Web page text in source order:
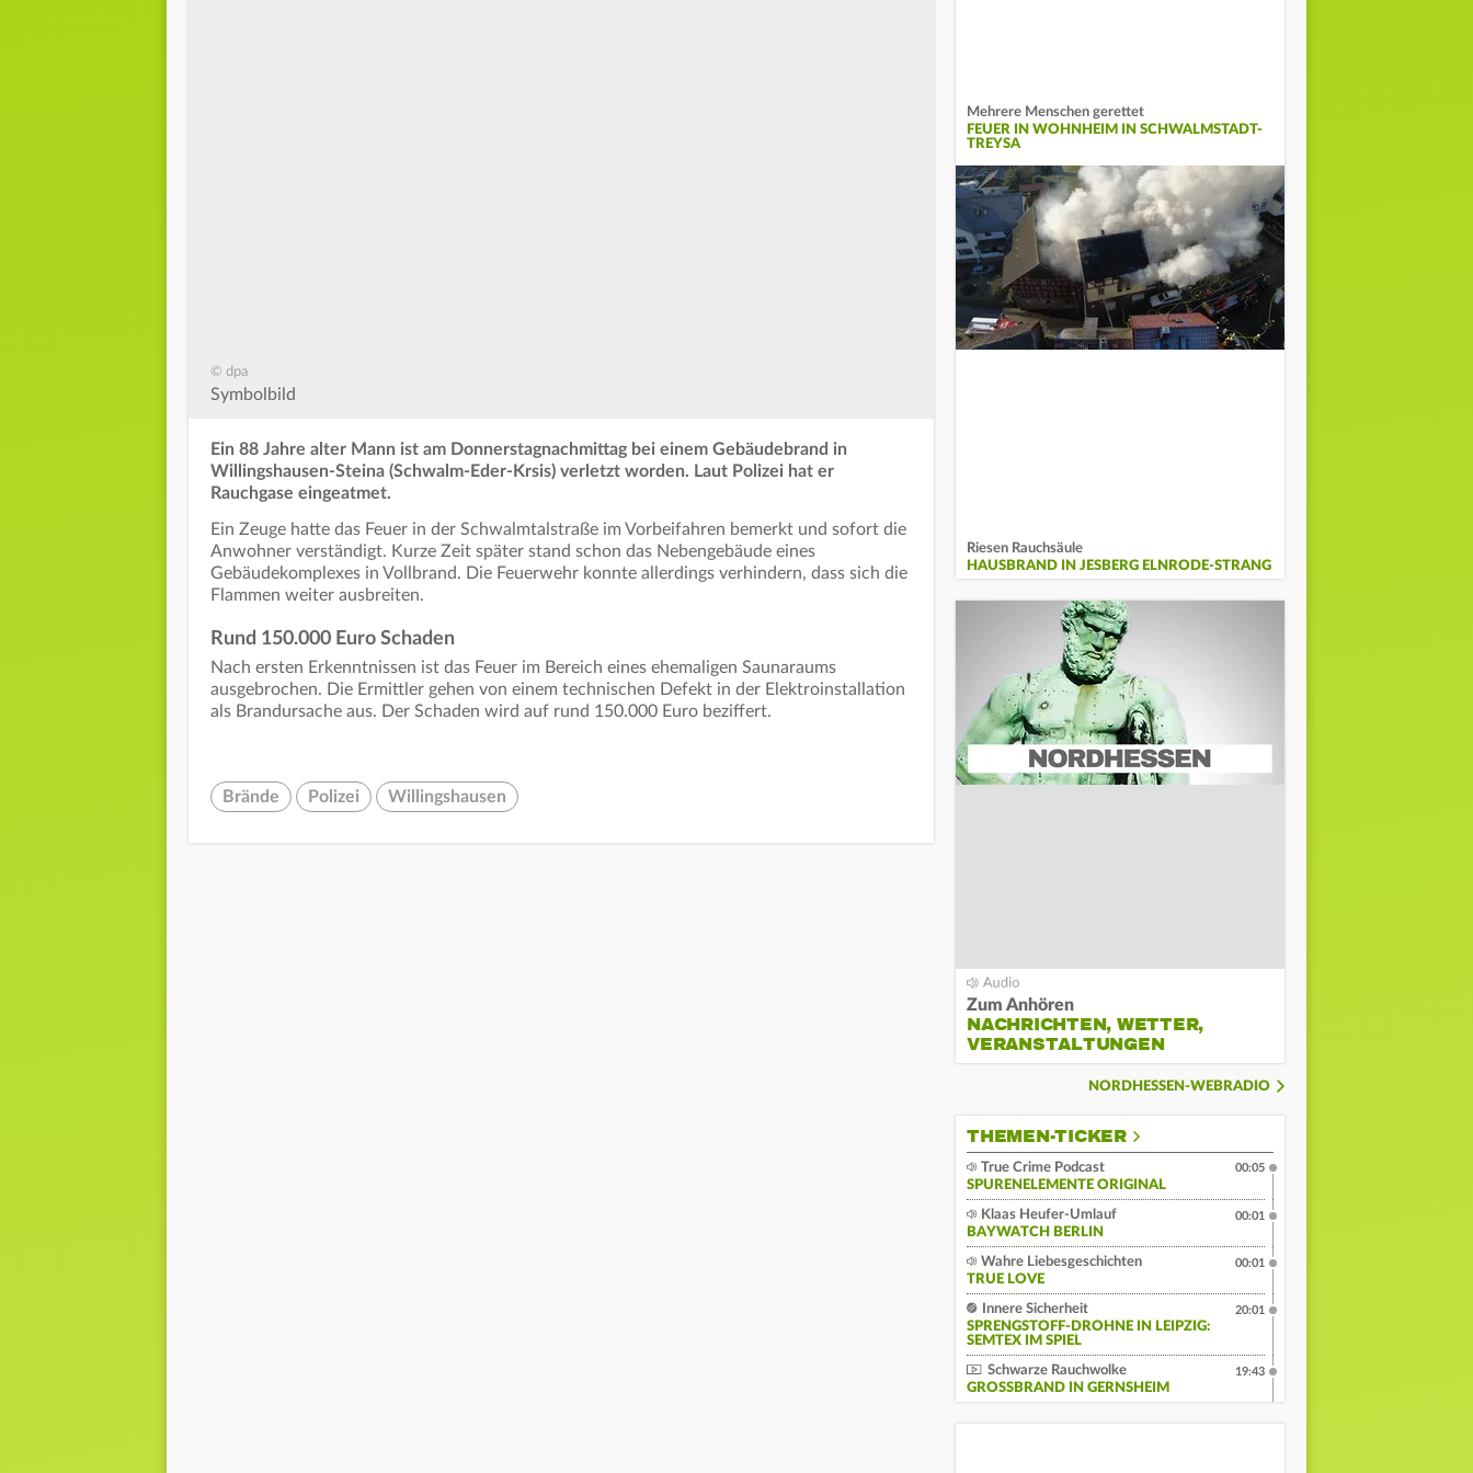
© dpa
Symbolbild
Ein 88 Jahre alter Mann ist am Donnerstagnachmittag bei einem Gebäudebrand in
Willingshausen-Steina (Schwalm-Eder-Krsis) verletzt worden. Laut Polizei hat er
Rauchgase eingeatmet.
Ein Zeuge hatte das Feuer in der Schwalmtalstraße im Vorbeifahren bemerkt und sofort die
Anwohner verständigt. Kurze Zeit später stand schon das Nebengebäude eines
Gebäudekomplexes in Vollbrand. Die Feuerwehr konnte allerdings verhindern, dass sich die
Flammen weiter ausbreiten.
Rund 150.000 Euro Schaden
Nach ersten Erkenntnissen ist das Feuer im Bereich eines ehemaligen Saunaraums
ausgebrochen. Die Ermittler gehen von einem technischen Defekt in der Elektroinstallation
als Brandursache aus. Der Schaden wird auf rund 150.000 Euro beziffert.
Brände Polizei Willingshausen
Mehrere Menschen gerettet
FEUER IN WOHNHEIM IN SCHWALMSTADT-
TREYSA
Riesen Rauchsäule
HAUSBRAND IN JESBERG ELNRODE-STRANG
Zum Anhören
NACHRICHTEN, WETTER,
VERANSTALTUNGEN
NORDHESSEN-WEBRADIO
THEMEN-TICKER
True Crime Podcast
SPURENELEMENTE ORIGINAL
00:05
Klaas Heufer-Umlauf
BAYWATCH BERLIN
00:01
Wahre Liebesgeschichten
TRUE LOVE
00:01
Innere Sicherheit
SPRENGSTOFF-DROHNE IN LEIPZIG:
SEMTEX IM SPIEL
20:01
Schwarze Rauchwolke
GROSSBRAND IN GERNSHEIM
19:43